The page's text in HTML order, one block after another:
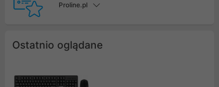
Proline.pl
Ostatnio oglądane